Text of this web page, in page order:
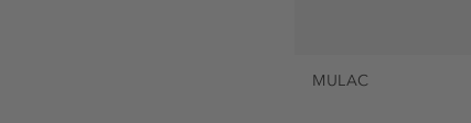
MULAC